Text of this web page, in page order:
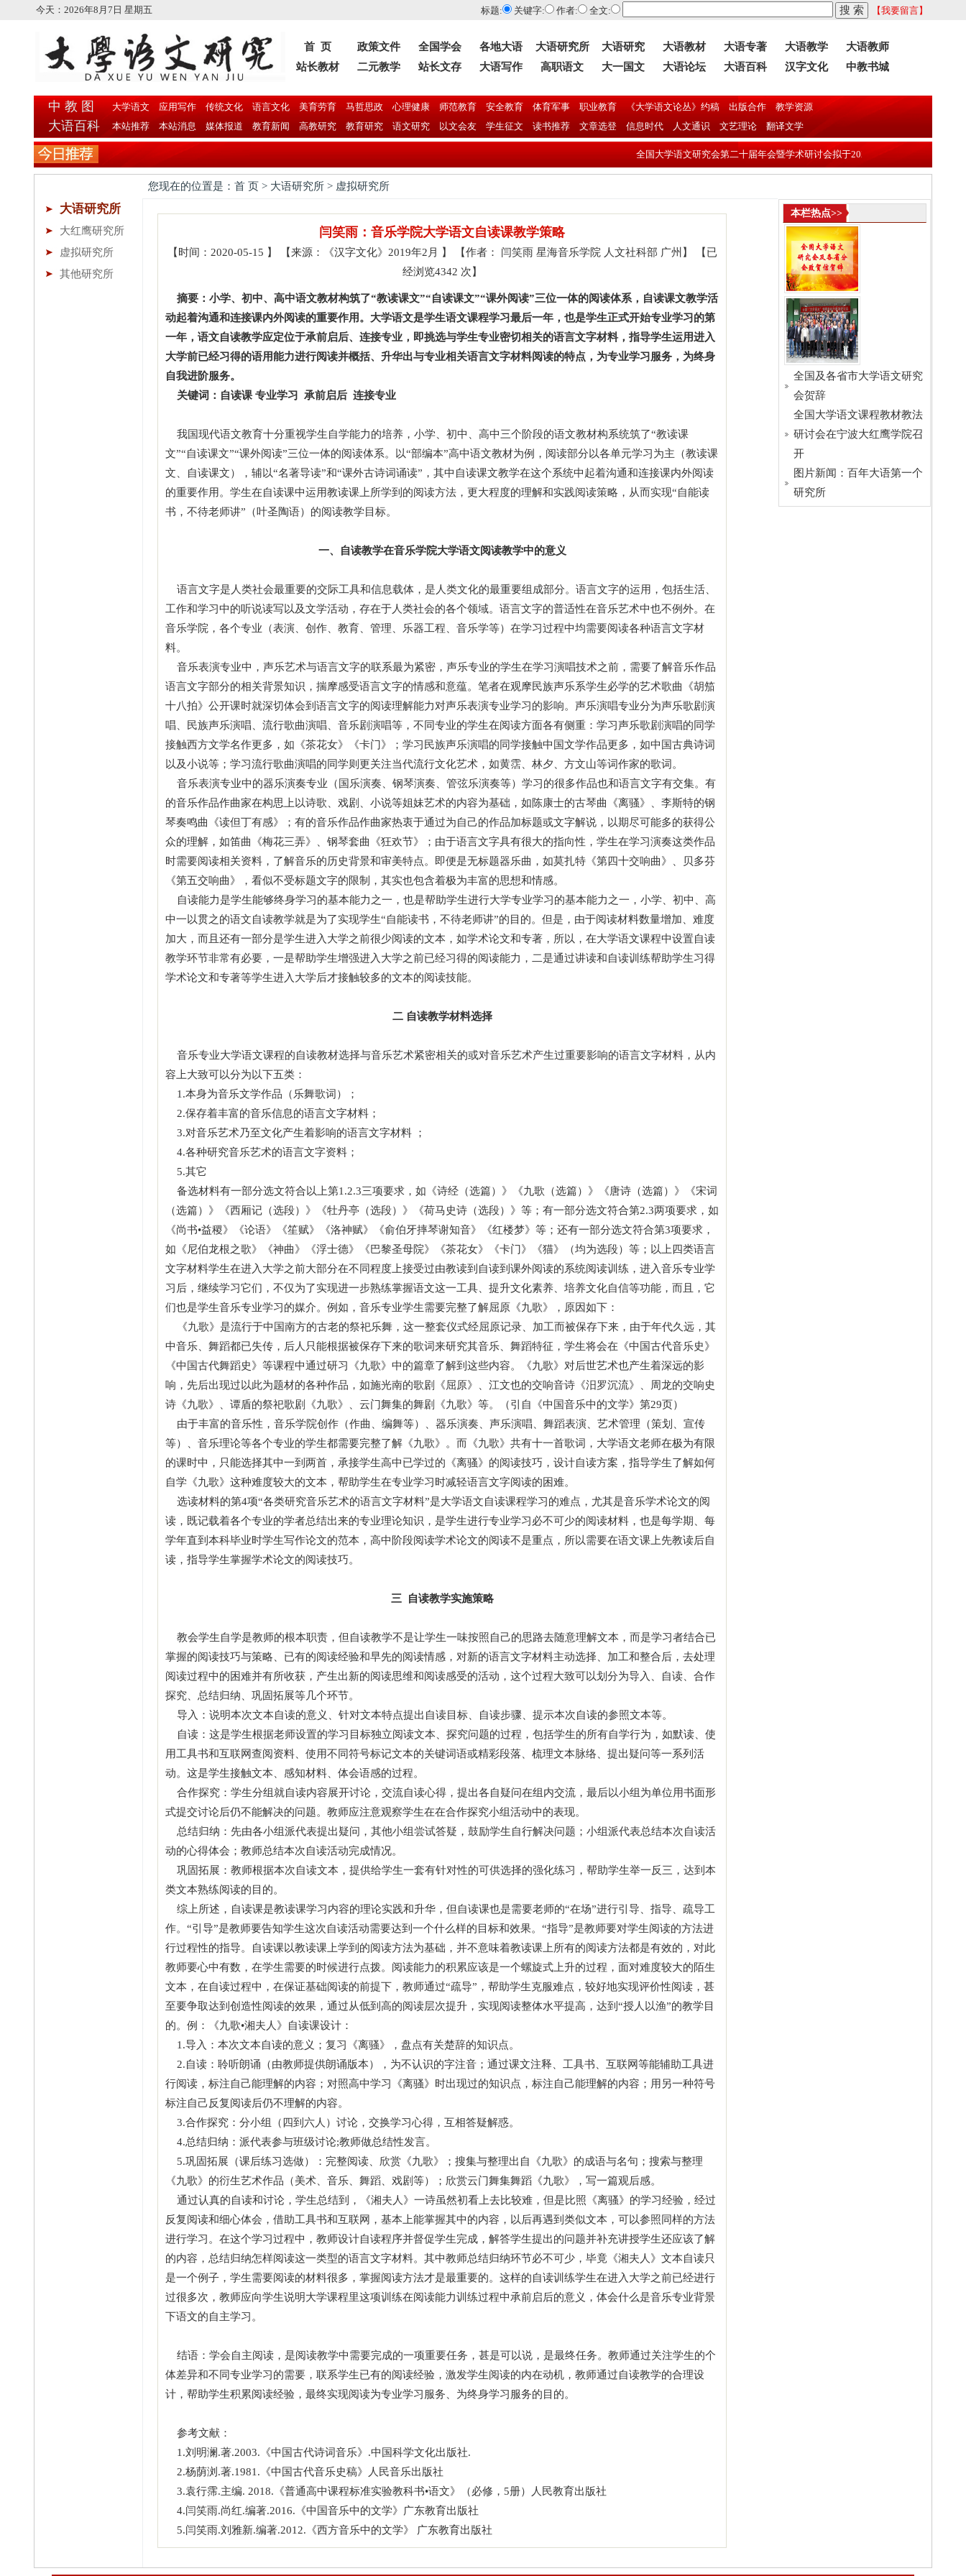
今天： 2026年8月7日 星期五 标题: 关键字: 作者: 全文: 【我要留言】
首 页 政策文件 全国学会 各地大语 大语研究所 大语研究 大语教材 大语专著 大语教学
大语教师
站长教材
二元教学 站长文存 大语写作 高职语文 大一国文 大语论坛 大语百科 汉字文化 中教书城
中 教 图
大语百科
大学语文 应用写作 传统文化 语言文化 美育劳育 马哲思政 心理健康 师范教育 安全教育 体育军事 职业教育 《大学语文论丛》约稿 出版合作
教学资源
本站推荐
本站消息 媒体报道 教育新闻 高教研究 教育研究 语文研究 以文会友 学生征文 读书推荐 文章选登 信息时代 人文通识 文艺理论 翻译文学
全国大学语文研究会第二十届年会暨学术研讨会拟于2026年11月13日—16日在东莞理工
您现在的位置是：首 页 > 大语研究所 > 虚拟研究所
大语研究所
大红鹰研究所
虚拟研究所
其他研究所
闫笑雨：音乐学院大学语文自读课教学策略
【时间：2020-05-15 】 【来源：《汉字文化》2019年2月 】 【作者： 闫笑雨 星海音乐学院 人文社科部 广州】 【已
经浏览4342 次】
摘要：小学、初中、高中语文教材构筑了“教读课文”“自读课文”“课外阅读”三位一体的阅读体系，自读课文教学活
动起着沟通和连接课内外阅读的重要作用。大学语文是学生语文课程学习最后一年，也是学生正式开始专业学习的第
一年，语文自读教学应定位于承前启后、连接专业，即挑选与学生专业密切相关的语言文字材料，指导学生运用进入
大学前已经习得的语用能力进行阅读并概括、升华出与专业相关语言文字材料阅读的特点，为专业学习服务，为终身
自我进阶服务。
关键词：自读课 专业学习 承前启后 连接专业
我国现代语文教育十分重视学生自学能力的培养，小学、初中、高中三个阶段的语文教材构系统筑了“教读课
文”“自读课文”“课外阅读”三位一体的阅读体系。以“部编本”高中语文教材为例，阅读部分以各单元学习为主（教读课
文、自读课文），辅以“名著导读”和“课外古诗词诵读”，其中自读课文教学在这个系统中起着沟通和连接课内外阅读
的重要作用。学生在自读课中运用教读课上所学到的阅读方法，更大程度的理解和实践阅读策略，从而实现“自能读
书，不待老师讲”（叶圣陶语）的阅读教学目标。
一、自读教学在音乐学院大学语文阅读教学中的意义
语言文字是人类社会最重要的交际工具和信息载体，是人类文化的最重要组成部分。语言文字的运用，包括生活、
工作和学习中的听说读写以及文学活动，存在于人类社会的各个领域。语言文字的普适性在音乐艺术中也不例外。在
音乐学院，各个专业（表演、创作、教育、管理、乐器工程、音乐学等）在学习过程中均需要阅读各种语言文字材
料。
音乐表演专业中，声乐艺术与语言文字的联系最为紧密，声乐专业的学生在学习演唱技术之前，需要了解音乐作品
语言文字部分的相关背景知识，揣摩感受语言文字的情感和意蕴。笔者在观摩民族声乐系学生必学的艺术歌曲《胡笳
十八拍》公开课时就深切体会到语言文字的阅读理解能力对声乐表演专业学习的影响。声乐演唱专业分为声乐歌剧演
唱、民族声乐演唱、流行歌曲演唱、音乐剧演唱等，不同专业的学生在阅读方面各有侧重：学习声乐歌剧演唱的同学
接触西方文学名作更多，如《茶花女》《卡门》；学习民族声乐演唱的同学接触中国文学作品更多，如中国古典诗词
以及小说等；学习流行歌曲演唱的同学则更关注当代流行文化艺术，如黄霑、林夕、方文山等词作家的歌词。
音乐表演专业中的器乐演奏专业（国乐演奏、钢琴演奏、管弦乐演奏等）学习的很多作品也和语言文字有交集。有
的音乐作品作曲家在构思上以诗歌、戏剧、小说等姐妹艺术的内容为基础，如陈康士的古琴曲《离骚》、李斯特的钢
琴奏鸣曲《读但丁有感》；有的音乐作品作曲家热衷于通过为自己的作品加标题或文字解说，以期尽可能多的获得公
众的理解，如笛曲《梅花三弄》、钢琴套曲《狂欢节》；由于语言文字具有很大的指向性，学生在学习演奏这类作品
时需要阅读相关资料，了解音乐的历史背景和审美特点。即便是无标题器乐曲，如莫扎特《第四十交响曲》、贝多芬
《第五交响曲》，看似不受标题文字的限制，其实也包含着极为丰富的思想和情感。
自读能力是学生能够终身学习的基本能力之一，也是帮助学生进行大学专业学习的基本能力之一，小学、初中、高
中一以贯之的语文自读教学就是为了实现学生“自能读书，不待老师讲”的目的。但是，由于阅读材料数量增加、难度
加大，而且还有一部分是学生进入大学之前很少阅读的文本，如学术论文和专著，所以，在大学语文课程中设置自读
教学环节非常有必要，一是帮助学生增强进入大学之前已经习得的阅读能力，二是通过讲读和自读训练帮助学生习得
学术论文和专著等学生进入大学后才接触较多的文本的阅读技能。
二 自读教学材料选择
音乐专业大学语文课程的自读教材选择与音乐艺术紧密相关的或对音乐艺术产生过重要影响的语言文字材料，从内
容上大致可以分为以下五类：
1.本身为音乐文学作品（乐舞歌词）；
2.保存着丰富的音乐信息的语言文字材料；
3.对音乐艺术乃至文化产生着影响的语言文字材料 ；
4.各种研究音乐艺术的语言文字资料；
5.其它
备选材料有一部分选文符合以上第1.2.3三项要求，如《诗经（选篇）》《九歌（选篇）》《唐诗（选篇）》《宋词
（选篇）》《西厢记（选段）》《牡丹亭（选段）》《荷马史诗（选段）》等；有一部分选文符合第2.3两项要求，如
《尚书•益稷》《论语》《笙赋》《洛神赋》《俞伯牙摔琴谢知音》《红楼梦》等；还有一部分选文符合第3项要求，
如《尼伯龙根之歌》《神曲》《浮士德》《巴黎圣母院》《茶花女》《卡门》《猫》（均为选段）等；以上四类语言
文字材料学生在进入大学之前大部分在不同程度上接受过由教读到自读到课外阅读的系统阅读训练，进入音乐专业学
习后，继续学习它们，不仅为了实现进一步熟练掌握语文这一工具、提升文化素养、培养文化自信等功能，而且，它
们也是学生音乐专业学习的媒介。例如，音乐专业学生需要完整了解屈原《九歌》，原因如下：
《九歌》是流行于中国南方的古老的祭祀乐舞，这一整套仪式经屈原记录、加工而被保存下来，由于年代久远，其
中音乐、舞蹈都已失传，后人只能根据被保存下来的歌词来研究其音乐、舞蹈特征，学生将会在《中国古代音乐史》
《中国古代舞蹈史》等课程中通过研习《九歌》中的篇章了解到这些内容。《九歌》对后世艺术也产生着深远的影
响，先后出现过以此为题材的各种作品，如施光南的歌剧《屈原》、江文也的交响音诗《汨罗沉流》、周龙的交响史
诗《九歌》、谭盾的祭祀歌剧《九歌》、云门舞集的舞剧《九歌》等。（引自《中国音乐中的文学》第29页）
由于丰富的音乐性，音乐学院创作（作曲、编舞等）、器乐演奏、声乐演唱、舞蹈表演、艺术管理（策划、宣传
等）、音乐理论等各个专业的学生都需要完整了解《九歌》。而《九歌》共有十一首歌词，大学语文老师在极为有限
的课时中，只能选择其中一到两首，承接学生高中已学过的《离骚》的阅读技巧，设计自读方案，指导学生了解如何
自学《九歌》这种难度较大的文本，帮助学生在专业学习时减轻语言文字阅读的困难。
选读材料的第4项“各类研究音乐艺术的语言文字材料”是大学语文自读课程学习的难点，尤其是音乐学术论文的阅
读，既记载着各个专业的学者总结出来的专业理论知识，是学生进行专业学习必不可少的阅读材料，也是每学期、每
学年直到本科毕业时学生写作论文的范本，高中阶段阅读学术论文的阅读不是重点，所以需要在语文课上先教读后自
读，指导学生掌握学术论文的阅读技巧。
三 自读教学实施策略
教会学生自学是教师的根本职责，但自读教学不是让学生一味按照自己的思路去随意理解文本，而是学习者结合已
掌握的阅读技巧与策略、已有的阅读经验和早先的阅读情感，对新的语言文字材料主动选择、加工和整合后，去处理
阅读过程中的困难并有所收获，产生出新的阅读思维和阅读感受的活动，这个过程大致可以划分为导入、自读、合作
探究、总结归纳、巩固拓展等几个环节。
导入：说明本次文本自读的意义、针对文本特点提出自读目标、自读步骤、提示本次自读的参照文本等。
自读：这是学生根据老师设置的学习目标独立阅读文本、探究问题的过程，包括学生的所有自学行为，如默读、使
用工具书和互联网查阅资料、使用不同符号标记文本的关键词语或精彩段落、梳理文本脉络、提出疑问等一系列活
动。这是学生接触文本、感知材料、体会语感的过程。
合作探究：学生分组就自读内容展开讨论，交流自读心得，提出各自疑问在组内交流，最后以小组为单位用书面形
式提交讨论后仍不能解决的问题。教师应注意观察学生在在合作探究小组活动中的表现。
总结归纳：先由各小组派代表提出疑问，其他小组尝试答疑，鼓励学生自行解决问题；小组派代表总结本次自读活
动的心得体会；教师总结本次自读活动完成情况。
巩固拓展：教师根据本次自读文本，提供给学生一套有针对性的可供选择的强化练习，帮助学生举一反三，达到本
类文本熟练阅读的目的。
综上所述，自读课是教读课学习内容的理论实践和升华，但自读课也是需要老师的“在场”进行引导、指导、疏导工
作。“引导”是教师要告知学生这次自读活动需要达到一个什么样的目标和效果。“指导”是教师要对学生阅读的方法进
行过程性的指导。自读课以教读课上学到的阅读方法为基础，并不意味着教读课上所有的阅读方法都是有效的，对此
教师要心中有数，在学生需要的时候进行点拨。阅读能力的积累应该是一个螺旋式上升的过程，面对难度较大的陌生
文本，在自读过程中，在保证基础阅读的前提下，教师通过“疏导”，帮助学生克服难点，较好地实现评价性阅读，甚
至要争取达到创造性阅读的效果，通过从低到高的阅读层次提升，实现阅读整体水平提高，达到“授人以渔”的教学目
的。例：《九歌•湘夫人》自读课设计：
1.导入：本次文本自读的意义；复习《离骚》，盘点有关楚辞的知识点。
2.自读：聆听朗诵（由教师提供朗诵版本），为不认识的字注音；通过课文注释、工具书、互联网等能辅助工具进
行阅读，标注自己能理解的内容；对照高中学习《离骚》时出现过的知识点，标注自己能理解的内容；用另一种符号
标注自己反复阅读后仍不理解的内容。
3.合作探究：分小组（四到六人）讨论，交换学习心得，互相答疑解惑。
4.总结归纳：派代表参与班级讨论;教师做总结性发言。
5.巩固拓展（课后练习选做）：完整阅读、欣赏《九歌》；搜集与整理出自《九歌》的成语与名句；搜索与整理
《九歌》的衍生艺术作品（美术、音乐、舞蹈、戏剧等）；欣赏云门舞集舞蹈《九歌》，写一篇观后感。
通过认真的自读和讨论，学生总结到，《湘夫人》一诗虽然初看上去比较难，但是比照《离骚》的学习经验，经过
反复阅读和细心体会，借助工具书和互联网，基本上能掌握其中的内容，以后再遇到类似文本，可以参照同样的方法
进行学习。在这个学习过程中，教师设计自读程序并督促学生完成，解答学生提出的问题并补充讲授学生还应该了解
的内容，总结归纳怎样阅读这一类型的语言文字材料。其中教师总结归纳环节必不可少，毕竟《湘夫人》文本自读只
是一个例子，学生需要阅读的材料很多，掌握阅读方法才是最重要的。这样的自读训练学生在进入大学之前已经进行
过很多次，教师应向学生说明大学课程里这项训练在阅读能力训练过程中承前启后的意义，体会什么是音乐专业背景
下语文的自主学习。
结语：学会自主阅读，是阅读教学中需要完成的一项重要任务，甚是可以说，是最终任务。教师通过关注学生的个
体差异和不同专业学习的需要，联系学生已有的阅读经验，激发学生阅读的内在动机，教师通过自读教学的合理设
计，帮助学生积累阅读经验，最终实现阅读为专业学习服务、为终身学习服务的目的。
参考文献：
1.刘明澜.著.2003.《中国古代诗词音乐》.中国科学文化出版社.
2.杨荫浏.著.1981.《中国古代音乐史稿》人民音乐出版社
3.袁行霈.主编. 2018.《普通高中课程标准实验教科书•语文》（必修，5册）人民教育出版社
4.闫笑雨.尚红.编著.2016.《中国音乐中的文学》广东教育出版社
5.闫笑雨.刘雅新.编著.2012.《西方音乐中的文学》 广东教育出版社
本栏热点>>
全国及各省市大学语文研究
会贺辞
全国大学语文课程教材教法
研讨会在宁波大红鹰学院召
开
图片新闻：百年大语第一个
研究所